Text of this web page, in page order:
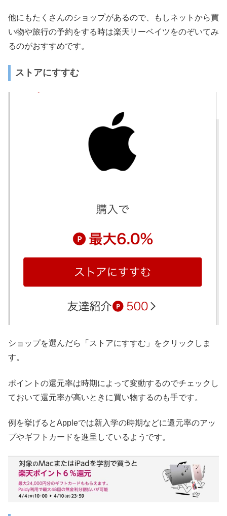
他にもたくさんのショップがあるので、もしネットから買
い物や旅行の予約をする時は楽天リーベイツをのぞいてみ
るのがおすすめです。
ストアにすすむ
ショップを選んだら「ストアにすすむ」をクリックしま
す。
ポイントの還元率は時期によって変動するのでチェックし
ておいて還元率が高いときに買い物するのも手です。
例を挙げるとAppleでは新入学の時期などに還元率のアッ
プやギフトカードを進呈しているようです。